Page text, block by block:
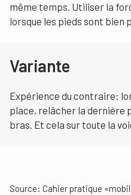
même temps. Utiliser la
lorsque les pieds sont bien
Variante
Expérience du contraire:
place, relâcher la dernière
bras. Et cela sur toute la
Source: Cahier pratique